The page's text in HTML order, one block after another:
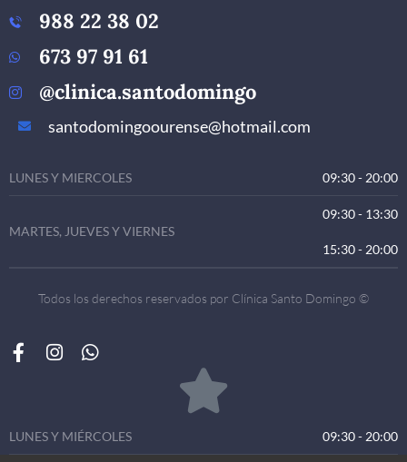
988 22 38 02
673 97 91 61
@clinica.santodomingo
santodomingoourense@hotmail.com
LUNES Y MIERCOLES 09:30 - 20:00
MARTES, JUEVES Y VIERNES
09:30 - 13:30
15:30 - 20:00
Todos los derechos reservados por Clínica Santo Domingo ©
LUNES Y MIÉRCOLES 09:30 - 20:00